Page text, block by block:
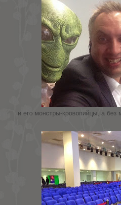
и его монстры-кровопийцы, а без